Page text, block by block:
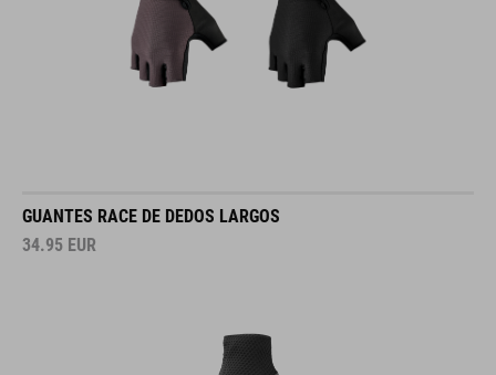
GUANTES RACE DE DEDOS LARGOS
34.95 EUR